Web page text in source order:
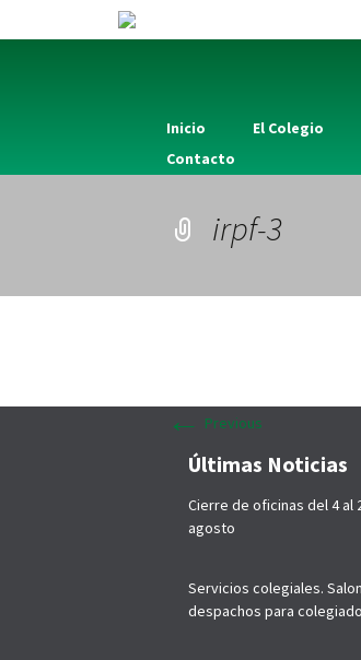
Inicio El Colegio
Contacto
irpf-3
← Previous
Últimas Noticias
Cierre de oficinas del 4 al
agosto
Servicios colegiales.
despachos para